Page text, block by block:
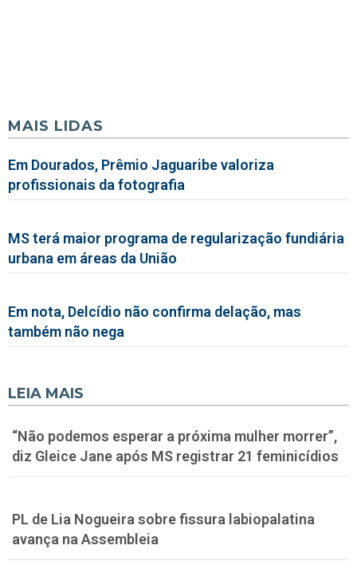
MAIS LIDAS
Em Dourados, Prêmio Jaguaribe valoriza
profissionais da fotografia
MS terá maior programa de regularização fundiária
urbana em áreas da União
Em nota, Delcídio não confirma delação, mas
também não nega
LEIA MAIS
“Não podemos esperar a próxima mulher morrer”,
diz Gleice Jane após MS registrar 21 feminicídios
PL de Lia Nogueira sobre fissura labiopalatina
avança na Assembleia